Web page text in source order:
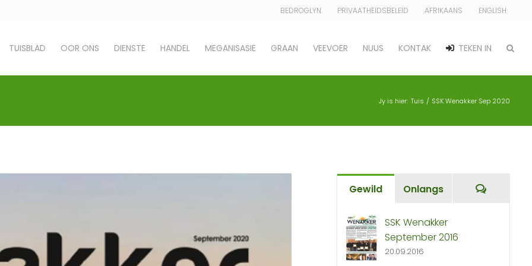
BEDROGLYN PRIVAATHEIDSBELEID AFRIKAANS ENGLISH
TUISBLAD OOR ONS DIENSTE HANDEL MEGANISASIE GRAAN VEEVOER NUUS KONTAK TEKEN IN
Jy is hier: Tuis SSK Wenakker Sep 2020
Gewild Onlangs
SSK Wenakker
September 2016
20.09.2016